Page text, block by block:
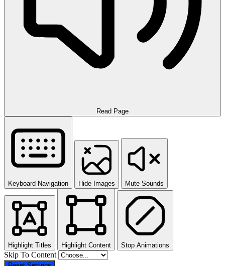
Read Page
Keyboard Navigation Hide Images Mute Sounds
Highlight Titles Highlight Content Stop Animations
Skip To Content